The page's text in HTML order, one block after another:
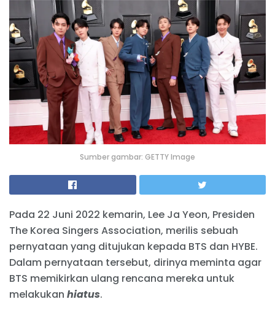
Sumber gambar: GETTY Image
Pada 22 Juni 2022 kemarin, Lee Ja Yeon, Presiden
The Korea Singers Association, merilis sebuah
pernyataan yang ditujukan kepada BTS dan HYBE.
Dalam pernyataan tersebut, dirinya meminta agar
BTS memikirkan ulang rencana mereka untuk
melakukan hiatus.